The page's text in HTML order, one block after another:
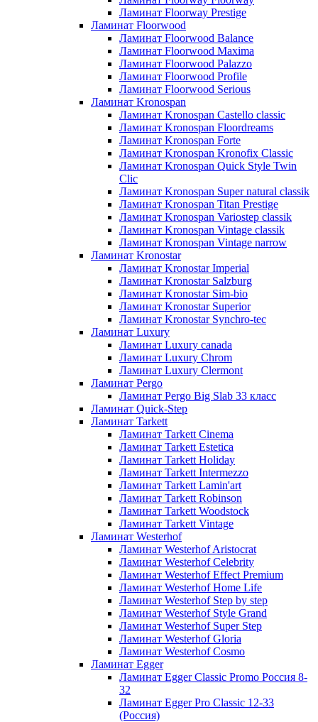
Ламинат Floorway Prestige
Ламинат Floorwood
Ламинат Floorwood Balance
Ламинат Floorwood Maxima
Ламинат Floorwood Palazzo
Ламинат Floorwood Profile
Ламинат Floorwood Serious
Ламинат Kronospan
Ламинат Kronospan Castello classic
Ламинат Kronospan Floordreams
Ламинат Kronospan Forte
Ламинат Kronospan Kronofix Classic
Ламинат Kronospan Quick Style Twin
Clic
Ламинат Kronospan Super natural classik
Ламинат Kronospan Titan Prestige
Ламинат Kronospan Variostep classik
Ламинат Kronospan Vintage classik
Ламинат Kronospan Vintage narrow
Ламинат Kronostar
Ламинат Kronostar Imperial
Ламинат Kronostar Salzburg
Ламинат Kronostar Sim-bio
Ламинат Kronostar Superior
Ламинат Kronostar Synchro-tec
Ламинат Luxury
Ламинат Luxury canada
Ламинат Luxury Chrom
Ламинат Luxury Clermont
Ламинат Pergo
Ламинат Pergo Big Slab 33 класс
Ламинат Quick-Step
Ламинат Tarkett
Ламинат Tarkett Cinema
Ламинат Tarkett Estetica
Ламинат Tarkett Holiday
Ламинат Tarkett Intermezzo
Ламинат Tarkett Lamin'art
Ламинат Tarkett Robinson
Ламинат Tarkett Woodstock
Ламинат Tarkett Vintage
Ламинат Westerhof
Ламинат Westerhof Aristocrat
Ламинат Westerhof Celebrity
Ламинат Westerhof Effect Premium
Ламинат Westerhof Home Life
Ламинат Westerhof Step by step
Ламинат Westerhof Style Grand
Ламинат Westerhof Super Step
Ламинат Westerhof Gloria
Ламинат Westerhof Cosmo
Ламинат Egger
Ламинат Egger Classic Promo Россия 8-
32
Ламинат Egger Pro Classic 12-33
(Россия)